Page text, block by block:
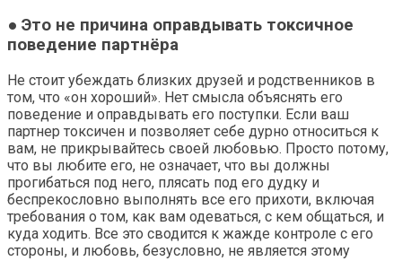
● Это не причина оправдывать токсичное
поведение партнёра
Не стоит убеждать близких друзей и родственников в
том, что «он хороший». Нет смысла объяснять его
поведение и оправдывать его поступки. Если ваш
партнер токсичен и позволяет себе дурно относиться к
вам, не прикрывайтесь своей любовью. Просто потому,
что вы любите его, не означает, что вы должны
прогибаться под него, плясать под его дудку и
беспрекословно выполнять все его прихоти, включая
требования о том, как вам одеваться, с кем общаться, и
куда ходить. Все это сводится к жажде контроле с его
стороны, и любовь, безусловно, не является этому